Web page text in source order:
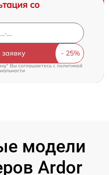
со
заявку
Вы соглашаетесь cполитикой
модели
Ardor